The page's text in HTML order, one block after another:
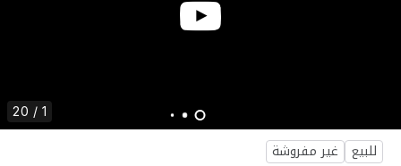
1 / 20
للبيع غير مفروشة